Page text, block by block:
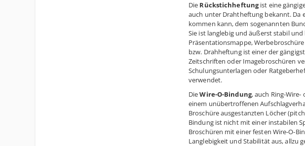
Die Rückstichheftungist eine
auch unter Drahtheftung bekannt. Da
kommen kann, dem sogenannten
Sie ist langlebig und äußerst stabil
Präsentationsmappe,
bzw. Drahheftung ist einer der
Zeitschriften oder Imagebroschüren
Schulungsunterlagen oder
verwendet.
DieWire-O-Bindung, auch Ring-
einem unübertroffenen
Broschüre ausgestanzten Löcher
Bindung ist nicht mit einer instabilen
Broschüren mit einer festen Wire-O-
Langlebigkeit und Stabilität aus, allzu